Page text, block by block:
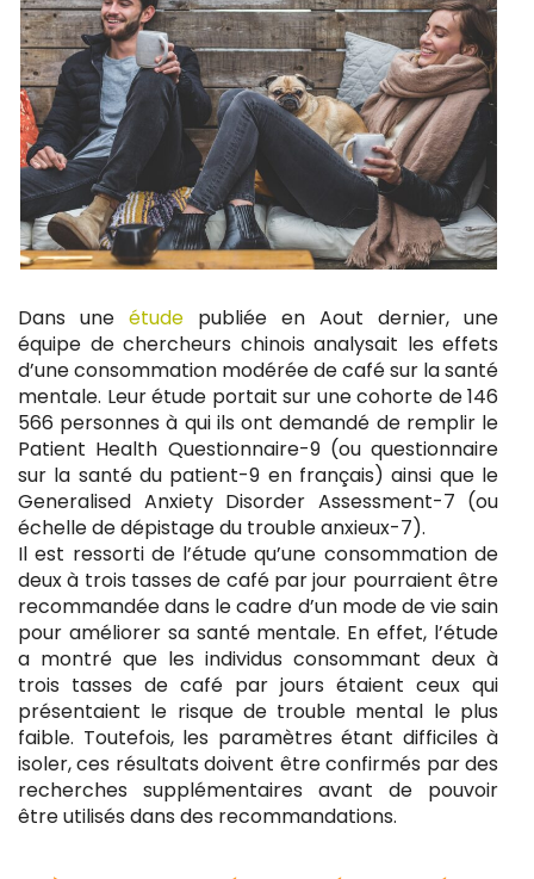
Dans une étude publiée en Aout dernier, une
équipe de chercheurs chinois analysait les effets
d’une consommation modérée de café sur la santé
mentale. Leur étude portait sur une cohorte de 146
566 personnes à qui ils ont demandé de remplir le
Patient Health Questionnaire-9 (ou questionnaire
sur la santé du patient-9 en français) ainsi que le
Generalised Anxiety Disorder Assessment-7 (ou
échelle de dépistage du trouble anxieux-7).
Il est ressorti de l’étude qu’une consommation de
deux à trois tasses de café par jour pourraient être
recommandée dans le cadre d’un mode de vie sain
pour améliorer sa santé mentale. En effet, l’étude
a montré que les individus consommant deux à
trois tasses de café par jours étaient ceux qui
présentaient le risque de trouble mental le plus
faible. Toutefois, les paramètres étant difficiles à
isoler, ces résultats doivent être confirmés par des
recherches supplémentaires avant de pouvoir
être utilisés dans des recommandations.